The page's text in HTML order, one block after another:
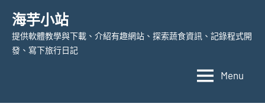
content
海芋小站
提供軟體教學與下載、介紹有趣網站、探索蔬食資訊、記錄程式開
發、寫下旅行日記
Menu